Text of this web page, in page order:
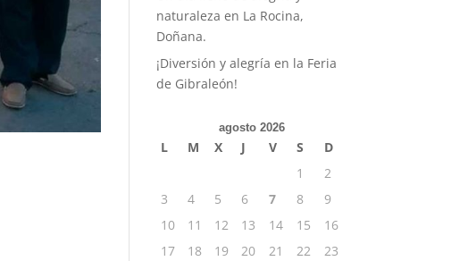
naturaleza en La Rocina,
Doñana.
¡Diversión y alegría en la Feria
de Gibraleón!
agosto 2026
L M X J V S
D
1
2
3
4 5 6 7 8
9
10
11 12 13 14 15
16
17
18 19 20 21 22 23